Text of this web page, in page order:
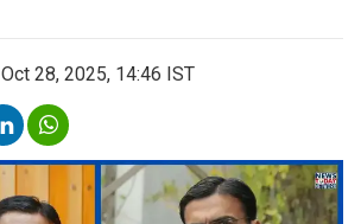
Oct 28, 2025, 14:46 IST